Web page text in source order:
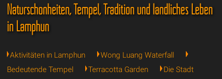
Naturschönheiten, Tempel, Tradition und ländliches Leben
in Lamphun
Aktivitäten in Lamphun
Wong Luang Waterfall
Bedeutende Tempel
Terracotta Garden
Die Stadt